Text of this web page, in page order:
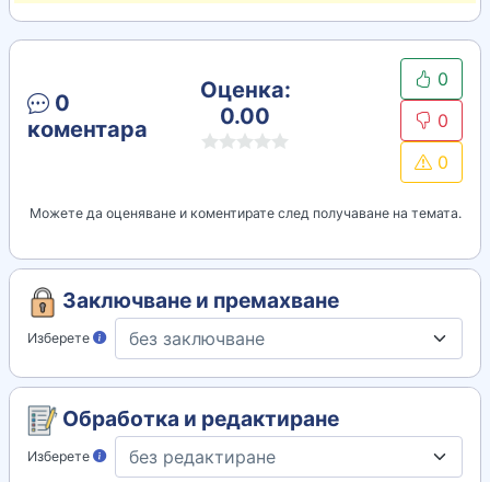
0
коментара
Оценка:
0.00
0
0
0
Можете да оценяване и коментирате след получаване на темата.
Заключване и премахване
Изберете
Обработка и редактиране
Изберете